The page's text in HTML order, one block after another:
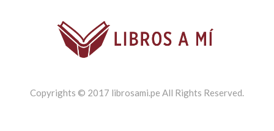
Copyrights © 2017 librosami.pe All Rights Reserved.